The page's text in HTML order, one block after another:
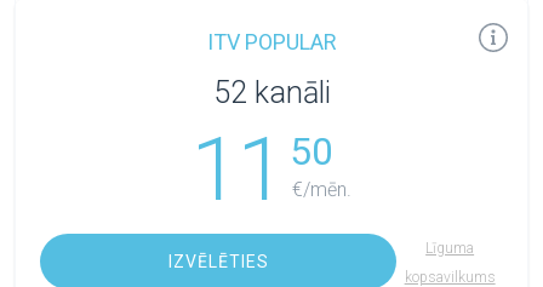
ITV POPULAR
52 kanāli
11 50
€/mēn.
IZVĒLĒTIES
Līguma
kopsavilkums